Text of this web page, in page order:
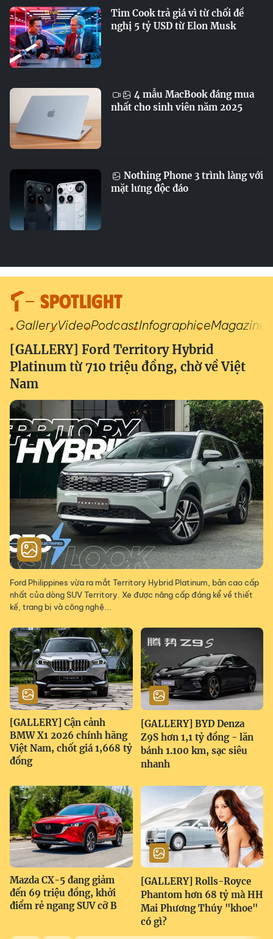
Tim Cook trả giá vì từ chối đề
nghị 5 tỷ USD từ Elon Musk
4 mẫu MacBook đáng mua
nhất cho sinh viên năm 2025
Nothing Phone 3 trình làng với
mặt lưng độc đáo
SPOTLIGHT
GalleryVideoPodcastInfographiceMagazine
[GALLERY] Ford Territory Hybrid
Platinum từ 710 triệu đồng, chờ về Việt
Nam
Ford Philippines vừa ra mắt Territory Hybrid Platinum, bản cao cấp
nhất của dòng SUV Territory. Xe được nâng cấp đáng kể về thiết
kế, trang bị và công nghệ...
[GALLERY] Cận cảnh
BMW X1 2026 chính hãng
Việt Nam, chốt giá 1,668 tỷ
đồng
[GALLERY] BYD Denza
Z9S hơn 1,1 tỷ đồng - lăn
bánh 1.100 km, sạc siêu
nhanh
Mazda CX-5 đang giảm
đến 69 triệu đồng, khởi
điểm rẻ ngang SUV cỡ B
[GALLERY] Rolls-Royce
Phantom hơn 68 tỷ mà HH
Mai Phương Thúy "khoe"
có gì?